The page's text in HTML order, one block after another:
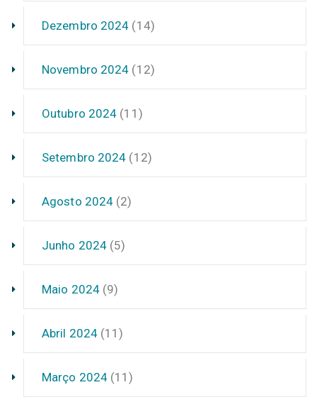
Dezembro 2024 (14)
Novembro 2024 (12)
Outubro 2024 (11)
Setembro 2024 (12)
Agosto 2024 (2)
Junho 2024 (5)
Maio 2024(9)
Abril 2024 (11)
Março 2024 (11)